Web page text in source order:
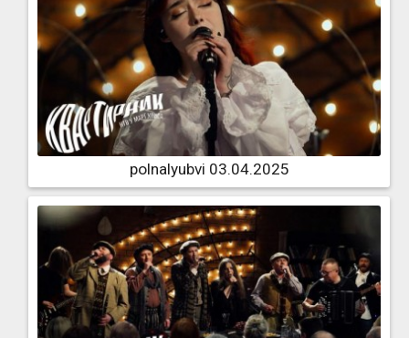
polnalyubvi 03.04.2025